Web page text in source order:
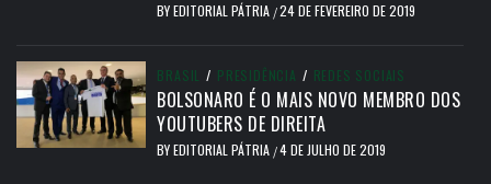
BYEDITORIAL PÁTRIA /24 DE FEVEREIRO DE 2019
BRASIL / PRESIDÊNCIA / REDES SOCIAIS
BOLSONARO É O MAIS NOVO MEMBRO DOS
YOUTUBERS DE DIREITA
BYEDITORIAL PÁTRIA /4 DE JULHO DE 2019